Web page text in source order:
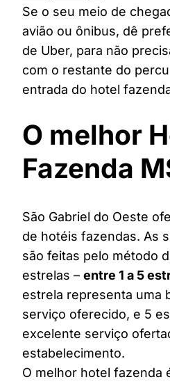
Se o seu meio de
avião ou ônibus, dê
de Uber, para não
com o restante do
entrada do hotel
O melhor
Fazenda
São Gabriel do Oeste
de hotéis fazendas. As
são feitas pelo método
estrelas – entre 1 a 5
estrela representa uma
serviço oferecido, e 5
excelente serviço
estabelecimento.
O melhor hotel fazenda